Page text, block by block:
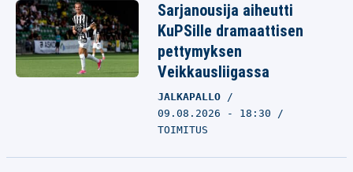
Sarjanousija aiheutti
KuPSille dramaattisen
pettymyksen
Veikkausliigassa
JALKAPALLO
09.08.2026 - 18:30
TOIMITUS